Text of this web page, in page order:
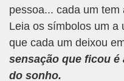
pessoa... cada um
Leia os símbolos um a
que cada um deixou
sensação que ficou
do sonho.